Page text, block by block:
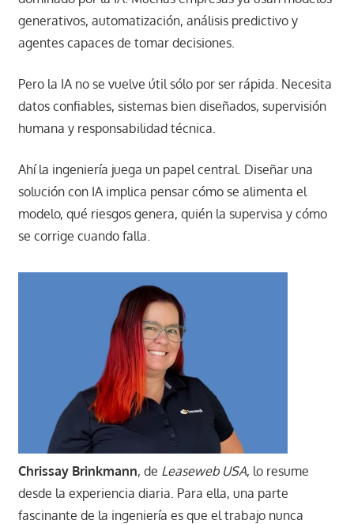
generativos, automatización, análisis predictivo y
agentes capaces de tomar decisiones.
Pero la IA no se vuelve útil sólo por ser rápida. Necesita
datos confiables, sistemas bien diseñados, supervisión
humana y responsabilidad técnica.
Ahí la ingeniería juega un papel central. Diseñar una
solución con IA implica pensar cómo se alimenta el
modelo, qué riesgos genera, quién la supervisa y cómo
se corrige cuando falla.
Chrissay Brinkmann, de Leaseweb USA, lo resume
desde la experiencia diaria. Para ella, una parte
fascinante de la ingeniería es que el trabajo nunca